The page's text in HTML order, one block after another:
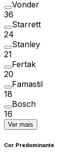
Vonder
36
Starrett
24
Stanley
21
Fertak
20
Famastil
18
Bosch
16
Ver mais
Cor Predominante